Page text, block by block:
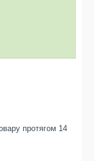
протягом 14